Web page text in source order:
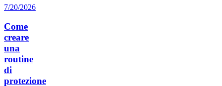
7/20/2026
Come
creare
una
routine
di
protezione